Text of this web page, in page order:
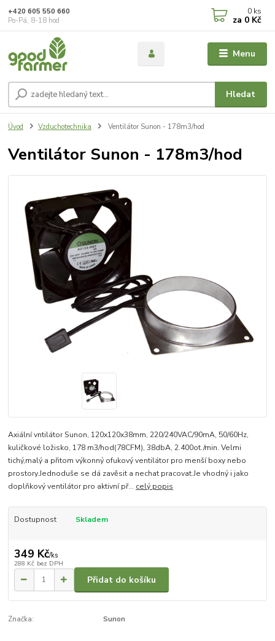
Menu
Hledat
+420 605 550 660
Po-Pá, 8-18 hod
0 ks
za 0 Kč
Úvod Vzduchotechnika Ventilátor Sunon - 178m3/hod
Ventilátor Sunon - 178m3/hod
Axiální vntilátor Sunon, 120x120x38mm, 220/240VAC/90mA, 50/60Hz,
kuličkové ložisko, 178 m3/hod(78CFM), 38dbA, 2.400ot./min. Velmi
tichý,malý a přitom výkonný ofukový ventilátor pro menší boxy nebo
prostory.Jednoduše se dá zavěsit a nechat pracovat.Je vhodný i jako
doplňkový ventilátor pro aktivní př... celý popis
Dostupnost Skladem
349 Kč/ks
288 Kč bez DPH
Přidat do košíku
Značka: Sunon